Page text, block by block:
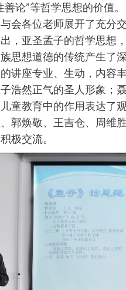
论”等哲学思想的价值。
会各位老师展开了充分
，亚圣孟子的哲学思想
思想道德的传统产生了
讲座专业、生动，内容
浩然正气的圣人形象；
童教育中的作用表达了
郭焕敬、王吉仓、周维
极交流。